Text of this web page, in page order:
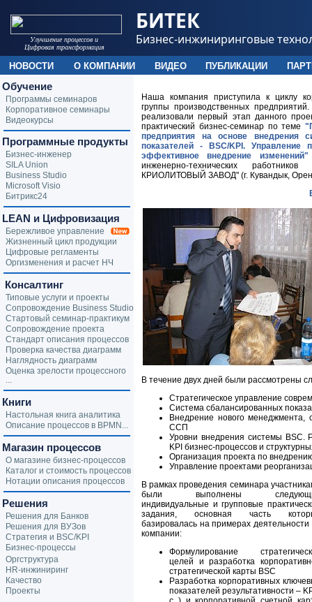
Наша компания приступила к циклу
группы производственных
реализовали первый этап данного
практический бизнес-семинар по теме
предприятия на основе внедрения
показателей - BSC/KPI. Управление
эффективное внедрение изменений"
инженерно-технических
КРИОЛИТОВЫЙ ЗАВОД" (г. Кувандык,
В течение двух дней были рассмотрены
Стратегическое управление
Система сбалансированных
Внедрение нового менеджмента,
ССП
Уровни внедрения системы BSC.
KPI бизнес-процессов и
Организация проекта по
Управление проектами
В рамках проведения семинара
были выполнены
индивидуальные и групповые
задания, основная часть
базировалась на примерах деятельности
компании:
Формулирование
целей и разработка
стратегической карты BSC
Разработка корпоративных
показателей результативности –
Обучение
Программы семинаров
Корпоративное семинары
Видеокурсы
Программные продукты
Бизнес-инженер
SILA Union
Business Studio
Microsoft Visio
Битрикс24
LEAN и Цифровизация
Бережливое управление
Жизненный цикл продукции
Цифровые регламенты
Оргизменения и расчет НЧ
Консалтинг
Типовые услуги и проекты
Сопровождение Business Studio
Стартовый семинар-практикум
Сопровождение проекта
Стандарт описания процессов
Проверка качества диаграмм
Наглядность диаграмм
Оценка зрелости процессного
...
Книги
Настольная книга аналитика
Описание процессов в BPMN...
Магазин процессов
О магазине бизнес-процессов
Каталог и стоимость процессов
Нотации описания процессов
Решения
Решения для Банков
Решения для ВУЗов
Стратегия и BSC/KPI
Бизнес-процессы
Оргструктура
HR-инжиниринг
Качество
Проекты
Улучшение процессов и
Цифровая трансформация
БИТЕК
Бизнес-инжиниринговые
НОВОСТИ О КОМПАНИИ ВИДЕО ПУБЛИКАЦИИ